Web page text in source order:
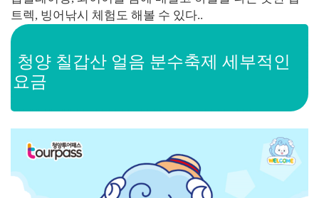
트렉, 빙어낚시 체험도 해볼 수 있다..
청양 칠갑산 얼음 분수축제 세부적인
요금